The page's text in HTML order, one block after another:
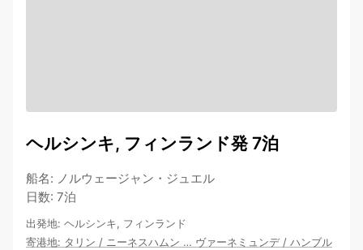
ヘルシンキ, フィンランド発 7泊
船名: ノルウェージャン・ジュエル
日数: 7泊
出発地: ヘルシンキ, フィンランド
寄港地: タリン / ニーネスハムン … ヴァーネミュンデ/ ハンブル